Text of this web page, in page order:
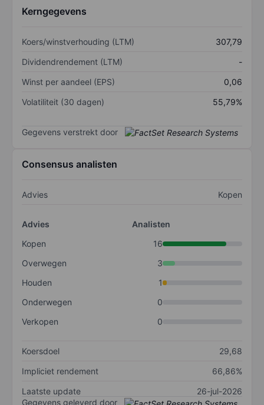
Kerngegevens
Koers/winstverhouding (LTM)
307,79
Dividendrendement (LTM)
-
Winst per aandeel (EPS)
0,06
Volatiliteit (30 dagen)
55,79%
Gegevens verstrekt door
Consensus analisten
Advies Kopen
Advies
Analisten
Kopen
16
Overwegen
3
Houden
1
Onderwegen
0
Verkopen
0
Koersdoel
29,68
Impliciet rendement
66,86%
Laatste update
26-jul-2026
Gegevens geleverd door